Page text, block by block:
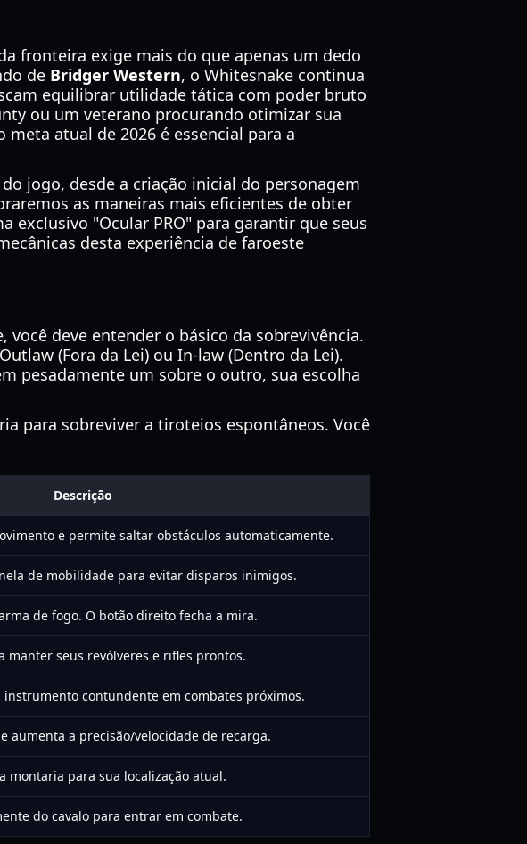
fronteira exige mais do que apenas um dedo
de Bridger Western, o Whitesnake continua
equilibrar utilidade tática com poder bruto
ou um veterano procurando otimizar sua
meta atual de 2026 é essencial para a
jogo, desde a criação inicial do personagem
as maneiras mais eficientes de obter
exclusivo "Ocular PRO" para garantir que seus
desta experiência de faroeste
deve entender o básico da sobrevivência.
(Fora da Lei) ou In-law (Dentro da Lei).
pesadamente um sobre o outro, sua escolha
para sobreviver a tiroteios espontâneos. Você
Descrição
e permite saltar obstáculos automaticamente.
de mobilidade para evitar disparos inimigos.
de fogo. O botão direito fecha a mira.
manter seus revólveres e rifles prontos.
instrumento contundente em combates próximos.
aumenta a precisão/velocidade de recarga.
montaria para sua localização atual.
do cavalo para entrar em combate.